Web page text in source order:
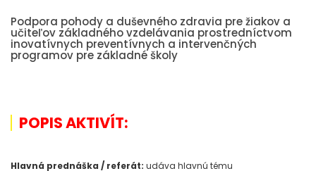
Podpora pohody a duševného zdravia pre žiakov a
učiteľov základného vzdelávania prostredníctvom
inovatívnych preventívnych a intervenčných
programov pre základné školy
POPIS AKTIVÍT:
Hlavná prednáška / referát: udáva hlavnú tému